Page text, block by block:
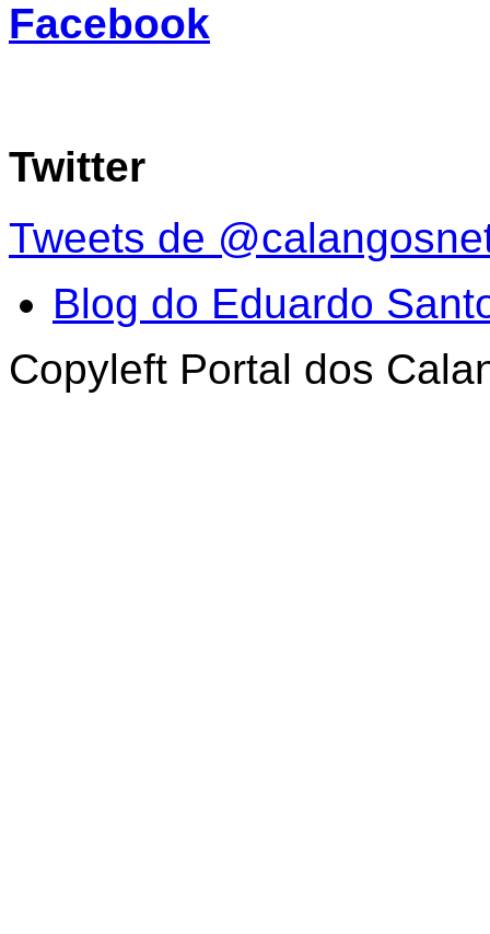
Facebook
Twitter
Tweets de
Blog do Eduardo
Copyleft Portal dos